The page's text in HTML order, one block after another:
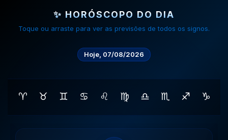
✨ HORÓSCOPO DO DIA
Toque ou arraste para ver as previsões de todos os signos.
Hoje, 07/08/2026
♈ ♉ ♊ ♋ ♌ ♍ ♎ ♏ ♐ ♑